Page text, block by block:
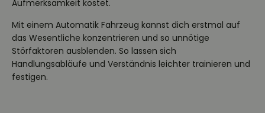
Aufmerksamkeit kostet.
Mit einem Automatik Fahrzeug kannst dich erstmal auf
das Wesentliche konzentrieren und so unnötige
Störfaktoren ausblenden. So lassen sich
Handlungsabläufe und Verständnis leichter trainieren und
festigen.